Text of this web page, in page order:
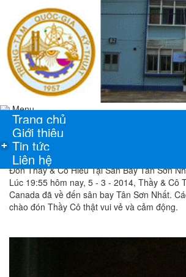
Menu
Trang chủ
Giới thiệu
+ Tin tức
Liên hệ
Đón Thầy & Cô Hiếu Tại Sân Bay Tân Sơn
Lúc 19:55 hôm nay, 5 - 3 - 2014, Thầy & Cô
Canada đã về đến sân bay Tân Sơn Nhất.
chào đón Thầy Cô thật vui vẻ và cảm động.